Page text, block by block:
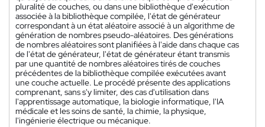
pluralité de couches, ou dans une bibliothèque d'exécution
associée à la bibliothèque compilée, l'état de générateur
correspondant à un état aléatoire associé à un algorithme de
génération de nombres pseudo-aléatoires. Des générations
de nombres aléatoires sont planifiées à l'aide dans chaque cas
de l'état de générateur, l'état de générateur étant transmis
par une quantité de nombres aléatoires tirés de couches
précédentes de la bibliothèque compilée exécutées avant
une couche actuelle. Le procédé présente des applications
comprenant, sans s'y limiter, des cas d'utilisation dans
l'apprentissage automatique, la biologie informatique, l'IA
médicale et les soins de santé, la chimie, la physique,
l'ingénierie électrique ou mécanique.